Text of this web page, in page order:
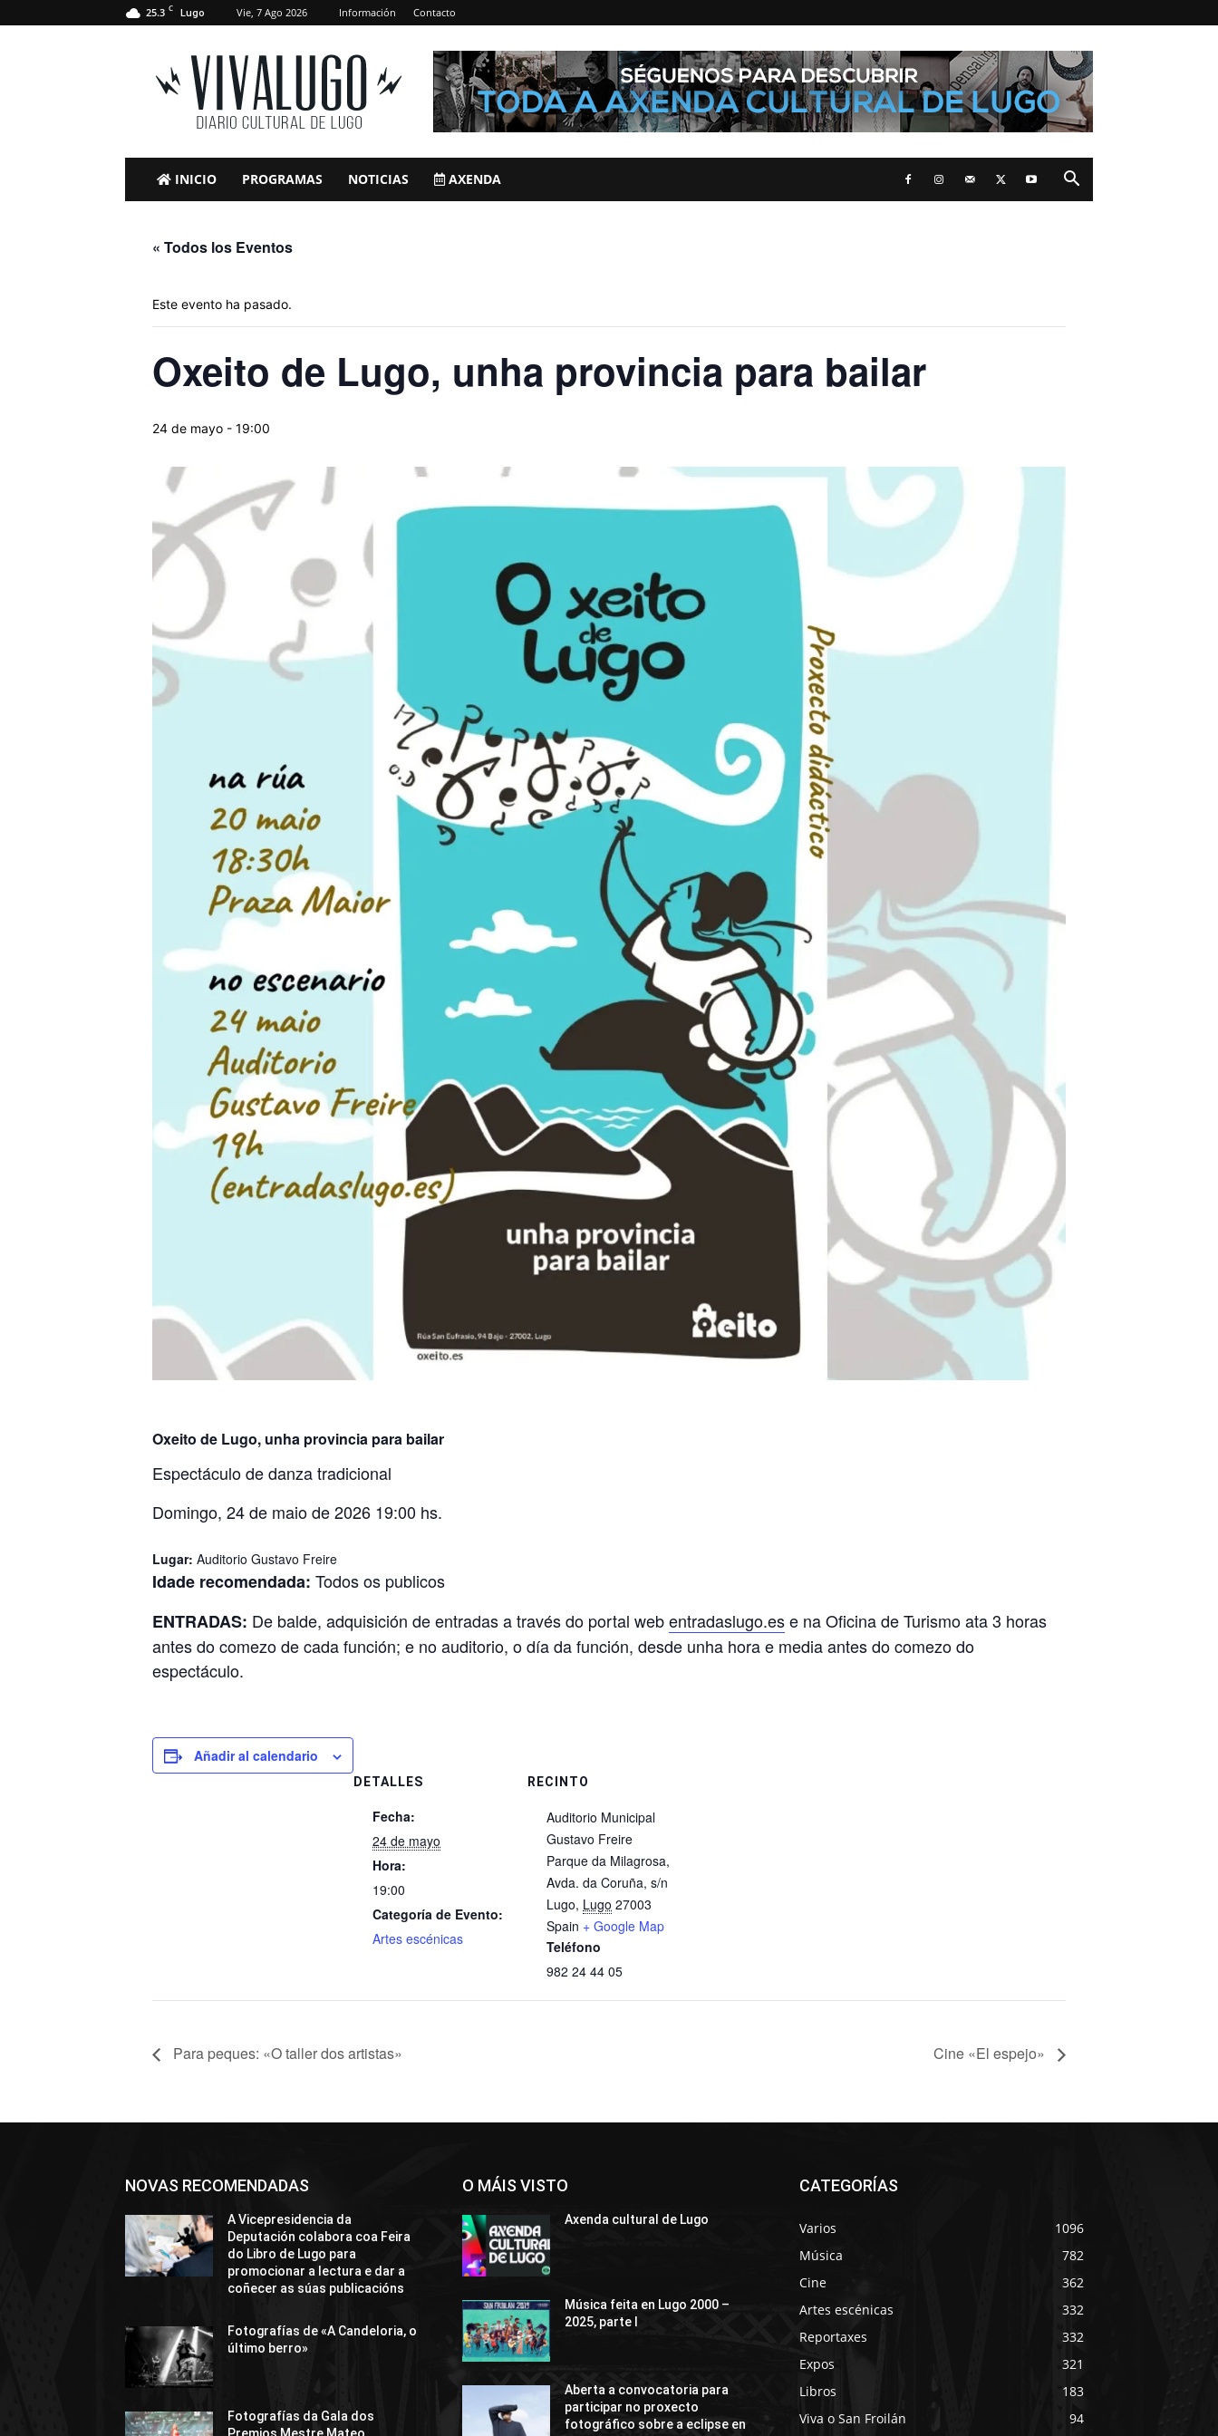
25.3 C Lugo Vie, 7 Ago 2026 Información Contacto
VivaLugo
INICIO PROGRAMAS NOTICIAS AXENDA
« Todos los Eventos
Este evento ha pasado.
Oxeito de Lugo, unha provincia para bailar
24 de mayo - 19:00
Oxeito de Lugo, unha provincia para bailar
Espectáculo de danza tradicional
Domingo, 24 de maio de 2026 19:00 hs.
Lugar: Auditorio Gustavo Freire
Idade recomendada: Todos os publicos
ENTRADAS: De balde, adquisición de entradas a través do portal webentradaslugo.ese na Oficina de Turismo ata 3 horas
antes do comezo de cada función; e no auditorio, o día da función, desde unha hora e media antes do comezo do
espectáculo.
Añadir al calendario
DETALLES
Fecha:
24 de mayo
Hora:
19:00
Categoría de Evento:
Artes escénicas
RECINTO
​Auditorio Municipal
Gustavo Freire
Parque da Milagrosa,
Avda. da Coruña, s/n
Lugo, Lugo 27003
Spain + Google Map
Teléfono
982 24 44 05
Para peques: «O taller dos artistas» Cine «El espejo»
NOVAS RECOMENDADAS
A Vicepresidencia da
Deputación colabora coa Feira
do Libro de Lugo para
promocionar a lectura e dar a
coñecer as súas publicacións
Fotografías de «A Candeloria, o
último berro»
Fotografías da Gala dos
O MÁIS VISTO
Axenda cultural de Lugo
Música feita en Lugo 2000 –
2025, parte I
Aberta a convocatoria para
participar no proxecto
fotográfico sobre a eclipse en
CATEGORÍAS
Varios
1096
Música
782
Cine
362
Artes escénicas
332
Reportaxes
332
Expos
321
Libros
183
Viva o San Froilán
94